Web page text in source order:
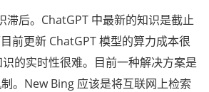
后。ChatGPT 中最新的知识是截止
前更新 ChatGPT 模型的算力成本很
的实时性很难。目前一种解决方案是
。New Bing 应该是将互联网上检索